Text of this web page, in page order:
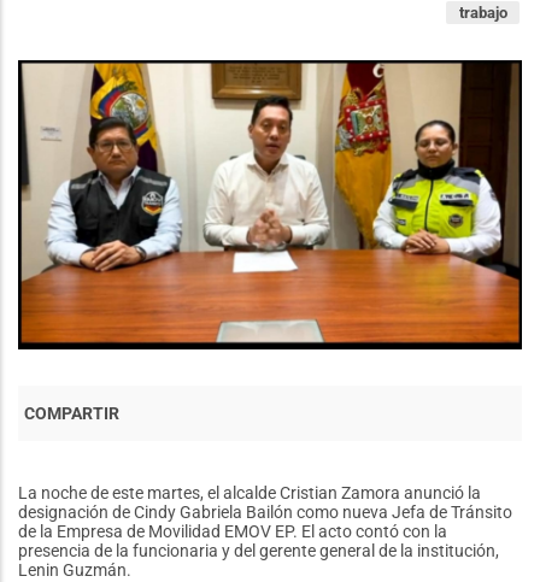
trabajo
La noche de este martes, el alcalde Cristian Zamora anunció la
designación de Cindy Gabriela Bailón como nueva Jefa de Tránsito
de la Empresa de Movilidad EMOV EP. El acto contó con la
presencia de la funcionaria y del gerente general de la institución,
Lenin Guzmán.